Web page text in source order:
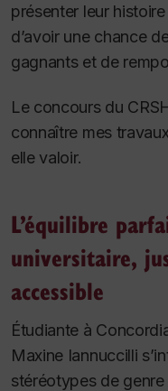
présenter leur
d’avoir une chance
gagnants et de
Le concours du
connaître mes
elle valoir.
L’équilibre
universitaire,
accessible
Étudiante à
Maxine Iannuccilli
stéréotypes de